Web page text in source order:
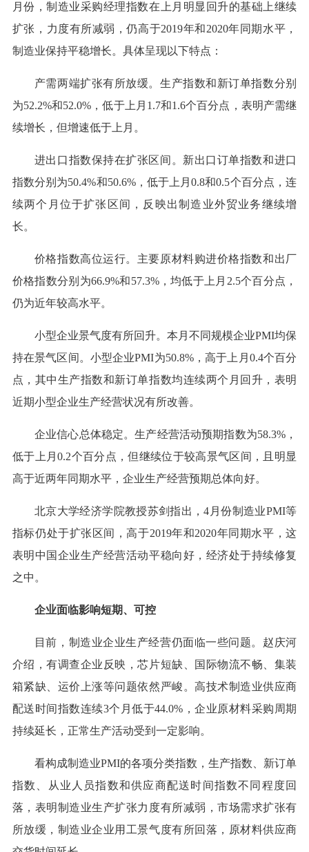
月份，制造业采购经理指数在上月明显回升的基础上继续
扩张，力度有所减弱，仍高于2019年和2020年同期水平，
制造业保持平稳增长。具体呈现以下特点：
产需两端扩张有所放缓。生产指数和新订单指数分别
为52.2%和52.0%，低于上月1.7和1.6个百分点，表明产需继
续增长，但增速低于上月。
进出口指数保持在扩张区间。新出口订单指数和进口
指数分别为50.4%和50.6%，低于上月0.8和0.5个百分点，连
续两个月位于扩张区间，反映出制造业外贸业务继续增
长。
价格指数高位运行。主要原材料购进价格指数和出厂
价格指数分别为66.9%和57.3%，均低于上月2.5个百分点，
仍为近年较高水平。
小型企业景气度有所回升。本月不同规模企业PMI均保
持在景气区间。小型企业PMI为50.8%，高于上月0.4个百分
点，其中生产指数和新订单指数均连续两个月回升，表明
近期小型企业生产经营状况有所改善。
企业信心总体稳定。生产经营活动预期指数为58.3%，
低于上月0.2个百分点，但继续位于较高景气区间，且明显
高于近两年同期水平，企业生产经营预期总体向好。
北京大学经济学院教授苏剑指出，4月份制造业PMI等
指标仍处于扩张区间，高于2019年和2020年同期水平，这
表明中国企业生产经营活动平稳向好，经济处于持续修复
之中。
企业面临影响短期、可控
目前，制造业企业生产经营仍面临一些问题。赵庆河
介绍，有调查企业反映，芯片短缺、国际物流不畅、集装
箱紧缺、运价上涨等问题依然严峻。高技术制造业供应商
配送时间指数连续3个月低于44.0%，企业原材料采购周期
持续延长，正常生产活动受到一定影响。
看构成制造业PMI的各项分类指数，生产指数、新订单
指数、从业人员指数和供应商配送时间指数不同程度回
落，表明制造业生产扩张力度有所减弱，市场需求扩张有
所放缓，制造业企业用工景气度有所回落，原材料供应商